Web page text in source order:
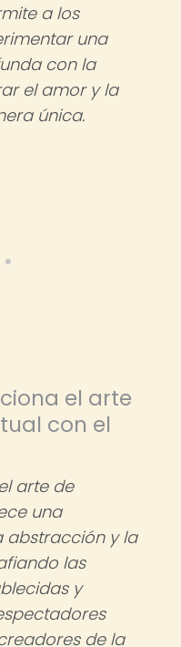
a los
una
con la
el amor y la
única.
el arte
con el
arte de
una
y la
las
y
de la